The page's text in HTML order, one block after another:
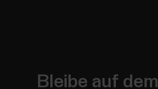
Bleibe auf dem